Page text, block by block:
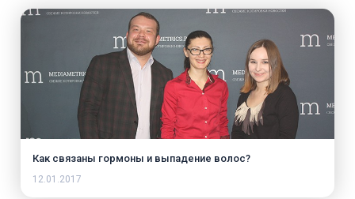
Как связаны гормоны и выпадение волос?
12.01.2017